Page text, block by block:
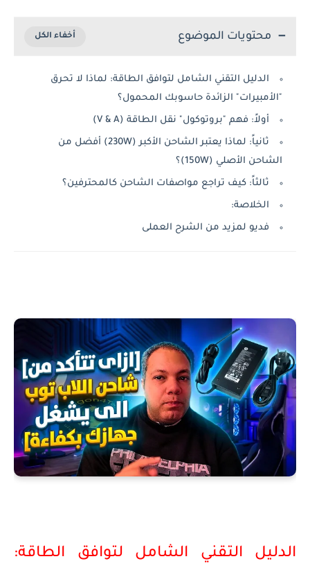
محتويات الموضوع
الدليل التقني الشامل لتوافق الطاقة: لماذا لا تحرق
"الأمبيرات" الزائدة حاسوبك المحمول؟
أولاً: فهم "بروتوكول" نقل الطاقة (V & A)
ثانياً: لماذا يعتبر الشاحن الأكبر (230W) أفضل من
الشاحن الأصلي (150W)؟
ثالثاً: كيف تراجع مواصفات الشاحن كالمحترفين؟
الخلاصة:
فديو لمزيد من الشرح العملى
الدليل التقني الشامل لتوافق الطاقة: